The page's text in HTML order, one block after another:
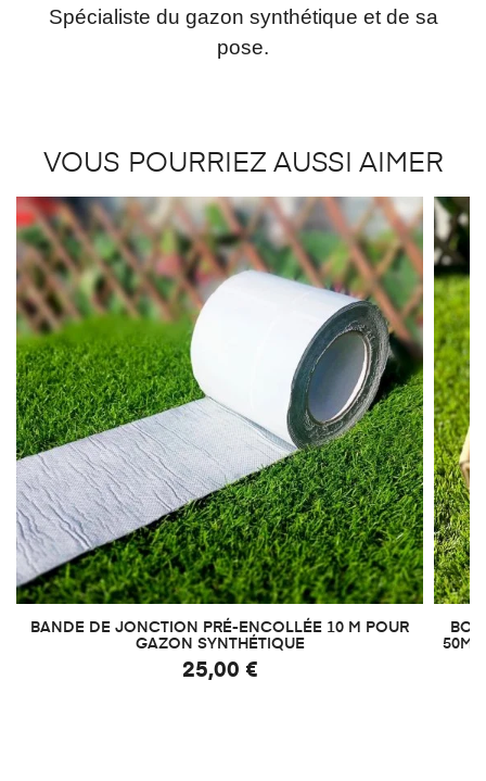
Spécialiste du gazon synthétique et de sa
pose.
VOUS POURRIEZ AUSSI AIMER
BANDE DE JONCTION PRÉ-ENCOLLÉE 10 M POUR
GAZON SYNTHÉTIQUE
25,00 €
50M²